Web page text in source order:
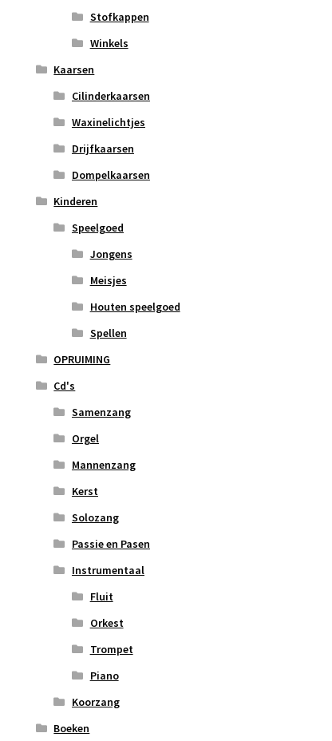
Stofkappen
Winkels
Kaarsen
Cilinderkaarsen
Waxinelichtjes
Drijfkaarsen
Dompelkaarsen
Kinderen
Speelgoed
Jongens
Meisjes
Houten speelgoed
Spellen
OPRUIMING
Cd's
Samenzang
Orgel
Mannenzang
Kerst
Solozang
Passie en Pasen
Instrumentaal
Fluit
Orkest
Trompet
Piano
Koorzang
Boeken